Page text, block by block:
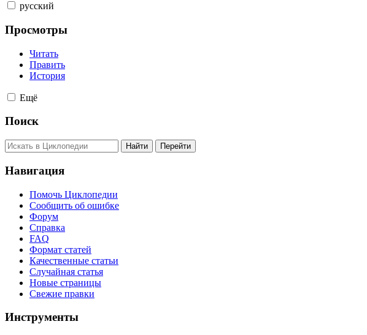
русский
Просмотры
Читать
Править
История
Ещё
Поиск
Навигация
Помочь Циклопедии
Сообщить об ошибке
Форум
Справка
FAQ
Формат статей
Качественные статьи
Случайная статья
Новые страницы
Свежие правки
Инструменты